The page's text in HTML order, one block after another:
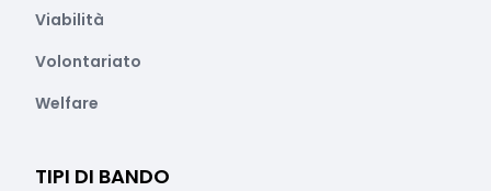
Viabilità
Volontariato
Welfare
TIPI DI BANDO